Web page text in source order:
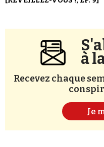
à
Recevez chaque
Je